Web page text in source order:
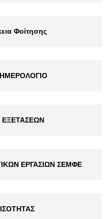
Φοίτησης
ΕΡΓΑΣΙΩΝ ΣΕΜΦΕ